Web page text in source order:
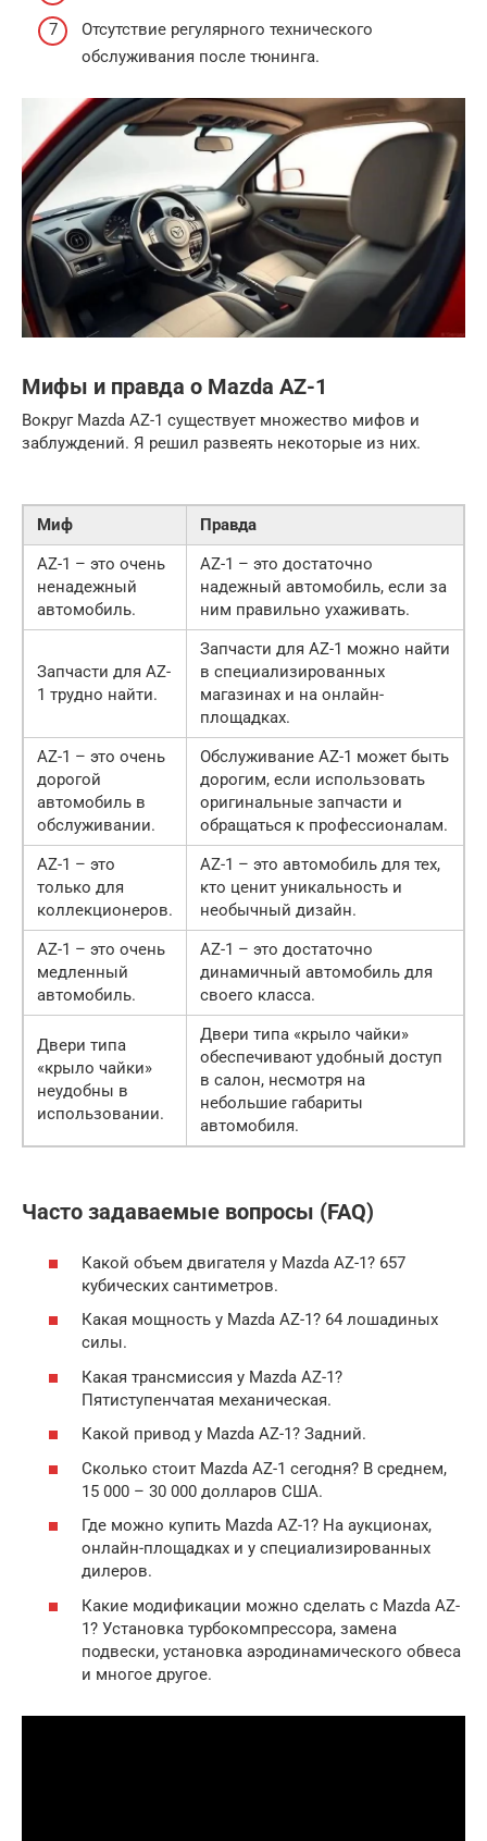
Отсутствие регулярного технического
обслуживания после тюнинга.
Мифы и правда о Mazda AZ-1
Вокруг Mazda AZ-1 существует множество мифов и
заблуждений. Я решил развеять некоторые из них.
Миф
Правда
AZ-1 – это очень
ненадежный
автомобиль.
AZ-1 – это достаточно
надежный автомобиль, если за
ним правильно ухаживать.
Запчасти для AZ-
1 трудно найти.
Запчасти для AZ-1 можно найти
в специализированных
магазинах и на онлайн-
площадках.
AZ-1 – это очень
дорогой
автомобиль в
обслуживании.
Обслуживание AZ-1 может быть
дорогим, если использовать
оригинальные запчасти и
обращаться к профессионалам.
AZ-1 – это
только для
коллекционеров.
AZ-1 – это автомобиль для тех,
кто ценит уникальность и
необычный дизайн.
AZ-1 – это очень
медленный
автомобиль.
AZ-1 – это достаточно
динамичный автомобиль для
своего класса.
Двери типа
«крыло чайки»
неудобны в
использовании.
Двери типа «крыло чайки»
обеспечивают удобный доступ
в салон, несмотря на
небольшие габариты
автомобиля.
Часто задаваемые вопросы (FAQ)
Какой объем двигателя у Mazda AZ-1? 657
кубических сантиметров.
Какая мощность у Mazda AZ-1? 64 лошадиных
силы.
Какая трансмиссия у Mazda AZ-1?
Пятиступенчатая механическая.
Какой привод у Mazda AZ-1? Задний.
Сколько стоит Mazda AZ-1 сегодня? В среднем,
15 000 – 30 000 долларов США.
Где можно купить Mazda AZ-1? На аукционах,
онлайн-площадках и у специализированных
дилеров.
Какие модификации можно сделать с Mazda AZ-
1? Установка турбокомпрессора, замена
подвески, установка аэродинамического обвеса
и многое другое.